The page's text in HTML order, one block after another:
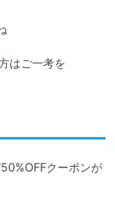
はご一考を
クーポンが